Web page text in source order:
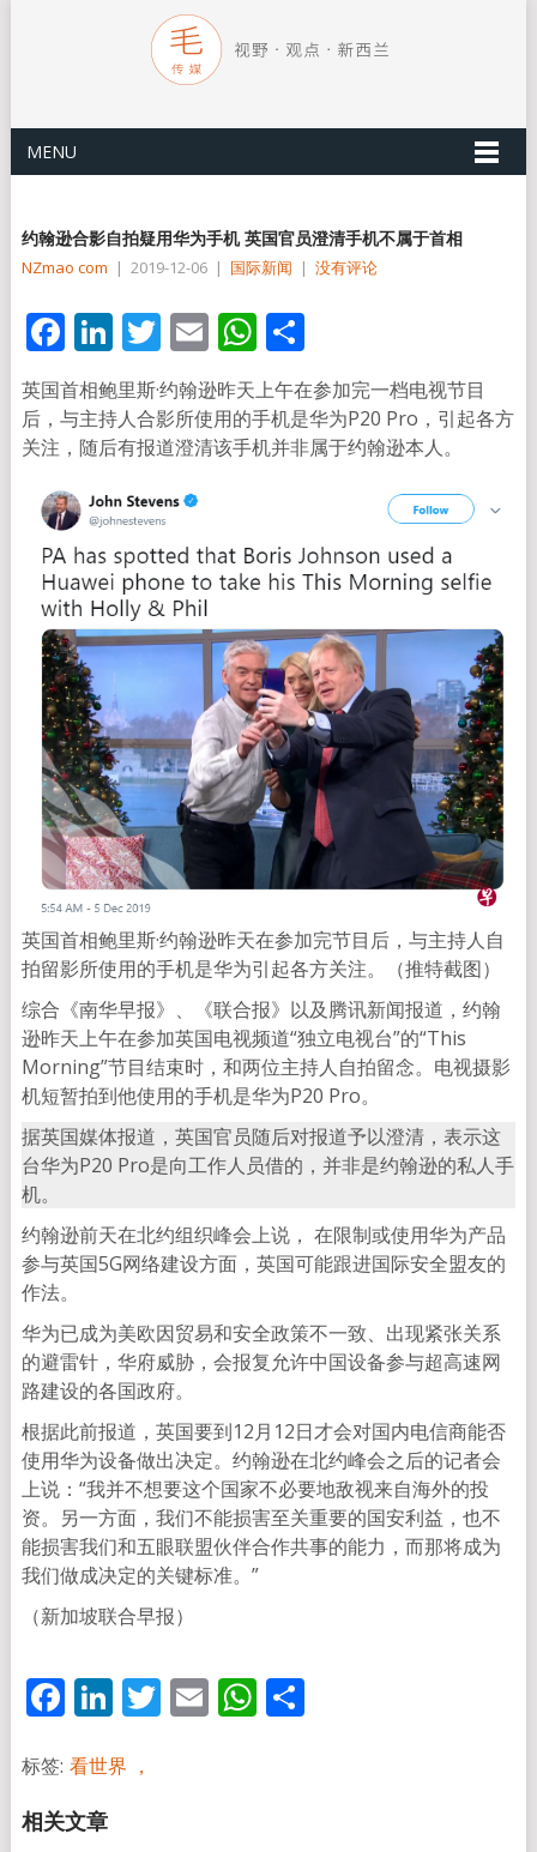
MENU
约翰逊合影自拍疑用华为手机 英国官员澄清手机不属于首相
NZmao com | 2019-12-06 | 国际新闻 | 没有评论
Facebook
LinkedIn
Twitter
EmailWhatsApp
分
享
英国首相鲍里斯·约翰逊昨天上午在参加完一档电视节目
后，与主持人合影所使用的手机是华为P20 Pro，引起各方
关注，随后有报道澄清该手机并非属于约翰逊本人。
英国首相鲍里斯·约翰逊昨天在参加完节目后，与主持人自
拍留影所使用的手机是华为引起各方关注。（推特截图）
综合《南华早报》、《联合报》以及腾讯新闻报道，约翰
逊昨天上午在参加英国电视频道“独立电视台”的“This
Morning”节目结束时，和两位主持人自拍留念。电视摄影
机短暂拍到他使用的手机是华为P20 Pro。
据英国媒体报道，英国官员随后对报道予以澄清，表示这
台华为P20 Pro是向工作人员借的，并非是约翰逊的私人手
机。
约翰逊前天在北约组织峰会上说， 在限制或使用华为产品
参与英国5G网络建设方面，英国可能跟进国际安全盟友的
作法。
华为已成为美欧因贸易和安全政策不一致、出现紧张关系
的避雷针，华府威胁，会报复允许中国设备参与超高速网
路建设的各国政府。
根据此前报道，英国要到12月12日才会对国内电信商能否
使用华为设备做出决定。约翰逊在北约峰会之后的记者会
上说：“我并不想要这个国家不必要地敌视来自海外的投
资。另一方面，我们不能损害至关重要的国安利益，也不
能损害我们和五眼联盟伙伴合作共事的能力，而那将成为
我们做成决定的关键标准。”
（新加坡联合早报）
Facebook
LinkedIn
Twitter
EmailWhatsApp
分
标签: 看世界 ，